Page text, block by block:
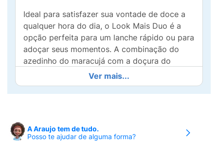
Ideal para satisfazer sua vontade de doce a
qualquer hora do dia, o Look Mais Duo é a
opção perfeita para um lanche rápido ou para
adoçar seus momentos. A combinação do
azedinho do maracujá com a doçura do
chocolate faz deste wafer um verdadeiro
prazer para os amantes de sabores
marcantes.
desfrutar do Look Mais Duo em qualquer
lugar. Transforme seus intervalos em
Ver mais...
A Araujo tem de tudo.
Posso te ajudar de alguma forma?